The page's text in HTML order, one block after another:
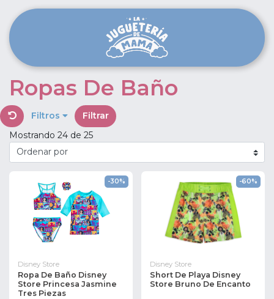
Ropas De Baño
Filtros
Filtrar
Mostrando 24 de 25
-30%
Disney Store
Ropa De Baño Disney
Store Princesa Jasmine
Tres Piezas
-60%
Disney Store
Short De Playa Disney
Store Bruno De Encanto